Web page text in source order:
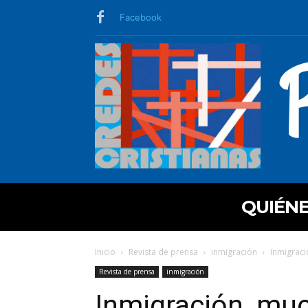
Facebook
Inicio Revista de prensa inmigración
Revista de prensa inmigración